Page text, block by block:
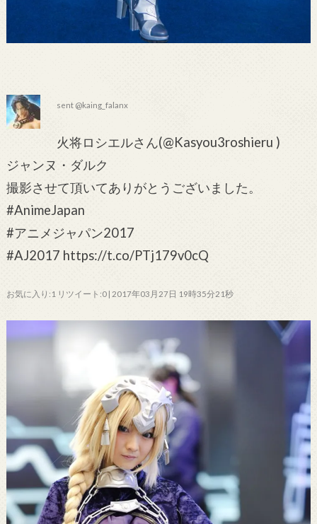
sent @kaing_falanx
火将ロシエルさん(@Kasyou3roshieru )
ジャンヌ・ダルク
撮影させて頂いてありがとうございました。
#AnimeJapan
#アニメジャパン2017
#AJ2017 https://t.co/PTj179v0cQ
お気に入り:1 リツイート:0 | 2017年03月27日 19時35分21秒